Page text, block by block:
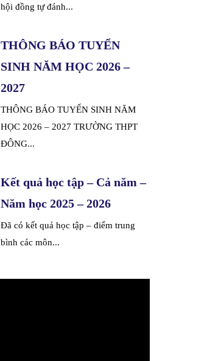
hội đồng tự đánh...
THÔNG BÁO TUYỂN
SINH NĂM HỌC 2026 –
2027
THÔNG BÁO TUYỂN SINH NĂM
HỌC 2026 – 2027 TRƯỜNG THPT
ĐÔNG...
Kết quả học tập – Cả năm –
Năm học 2025 – 2026
Đã có kết quả học tập – điểm trung
bình các môn...